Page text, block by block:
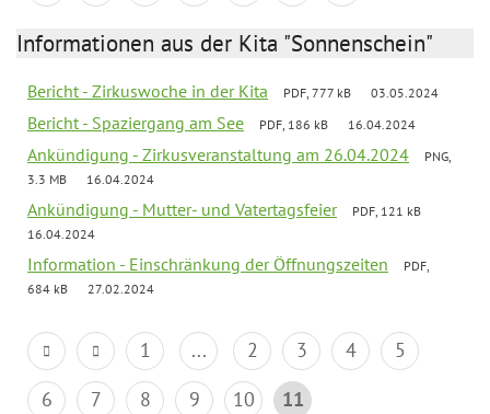
Informationen aus der Kita "Sonnenschein"
Bericht - Zirkuswoche in der Kita PDF, 777 kB 03.05.2024
Bericht - Spaziergang am See PDF, 186 kB 16.04.2024
Ankündigung - Zirkusveranstaltung am 26.04.2024
PNG,
3.3 MB
16.04.2024
Ankündigung - Mutter- und Vatertagsfeier
PDF, 121 kB
16.04.2024
Information - Einschränkung der Öffnungszeiten
PDF,
684 kB
27.02.2024
1 ... 2 3 4
5
6
7 8 9 10 11